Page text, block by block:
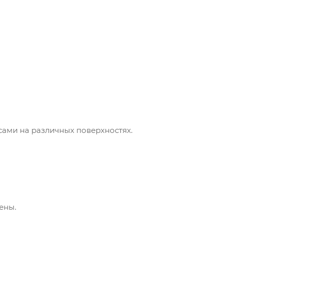
на различных поверхностях.